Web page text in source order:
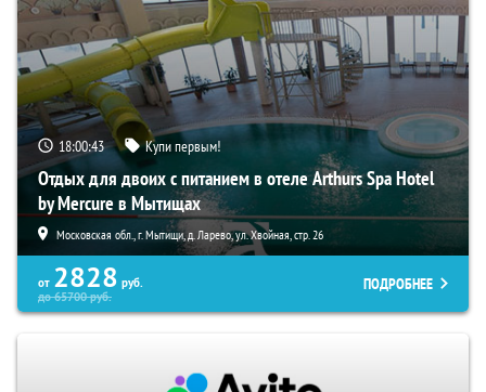
18:00:42 Купи первым!
Отдых для двоих с питанием в отеле Arthurs Spa Hotel
by Mercure в Мытищах
Московская обл., г. Мытищи, д. Ларево, ул. Хвойная, стр. 26
от 2828 руб.
до65700руб.
ПОДРОБНЕЕ